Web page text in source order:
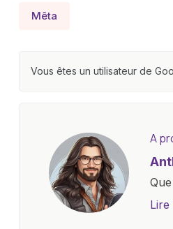
Mêta
Vous êtes un utilisateur de
A
Lire